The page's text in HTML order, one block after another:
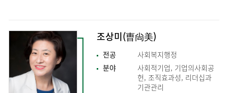
조상미(曺尙美)
전공
사회복지행정
분야
사회적기업, 기업의사회공
헌, 조직효과성, 리더십과
기관관리